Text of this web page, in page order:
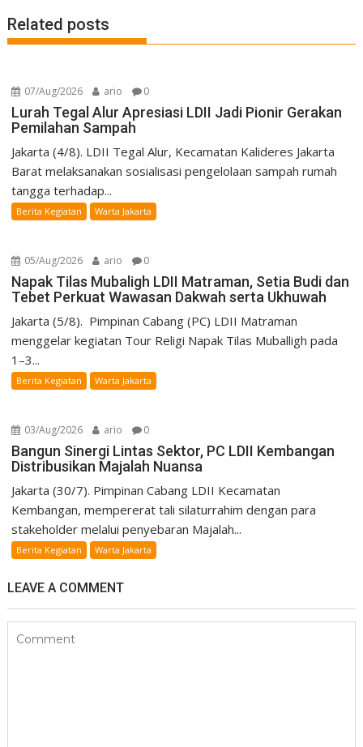
Related posts
07/Aug/2026 ario 0
Lurah Tegal Alur Apresiasi LDII Jadi Pionir Gerakan
Pemilahan Sampah
Jakarta (4/8). LDII Tegal Alur, Kecamatan Kalideres Jakarta
Barat melaksanakan sosialisasi pengelolaan sampah rumah
tangga terhadap...
Berita Kegiatan Warta Jakarta
05/Aug/2026 ario 0
Napak Tilas Mubaligh LDII Matraman, Setia Budi dan
Tebet Perkuat Wawasan Dakwah serta Ukhuwah
Jakarta (5/8). Pimpinan Cabang (PC) LDII Matraman
menggelar kegiatan Tour Religi Napak Tilas Muballigh pada
1–3...
Berita Kegiatan Warta Jakarta
03/Aug/2026 ario 0
Bangun Sinergi Lintas Sektor, PC LDII Kembangan
Distribusikan Majalah Nuansa
Jakarta (30/7). Pimpinan Cabang LDII Kecamatan
Kembangan, mempererat tali silaturrahim dengan para
stakeholder melalui penyebaran Majalah...
Berita Kegiatan Warta Jakarta
LEAVE A COMMENT